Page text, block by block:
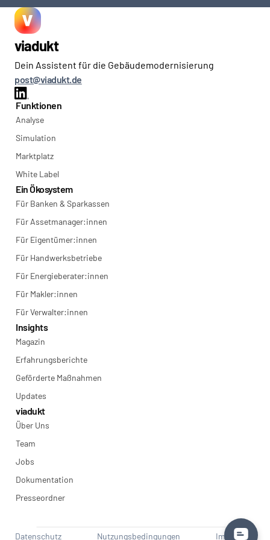
viadukt
Dein Assistent für die Gebäudemodernisierung
post@viadukt.de
Funktionen
Analyse
Simulation
Marktplatz
White Label
Ein Ökosystem
Für Banken & Sparkassen
Für Assetmanager:innen
Für Eigentümer:innen
Für Handwerksbetriebe
Für Energieberater:innen
Für Makler:innen
Für Verwalter:innen
Insights
Magazin
Erfahrungsberichte
Geförderte Maßnahmen
Updates
viadukt
Über Uns
Team
Jobs
Dokumentation
Presseordner
Datenschutz Nutzungsbedingungen Impressum